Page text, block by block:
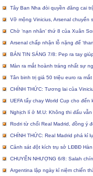
Tây Ban Nha đòi quyền đăng cai
Vỡ mộng Vinicius, Arsenal chuyển
Chờ ‘nạn nhân’ thứ 8 của Xuân
Arsenal chấp nhận lỗ nặng để
BẢN TIN SÁNG 7/8: Pep ra tay
Màn ra mắt hoành tráng nhất sự
Tân binh trị giá 50 triệu euro ra mắt
CHÍNH THỨC: Tương lai của
UEFA tẩy chay World Cup cho
Nghịch lí ở M.U: Không thi đấu
Rodri từ chối Real Madrid, đồng ý
CHÍNH THỨC: Real Madrid phá kỉ
Cảnh sát đột kích trụ sở LĐBĐ
CHUYỂN NHƯỢNG 6/8: Salah
Argentina lập ngày kỉ niệm chiến